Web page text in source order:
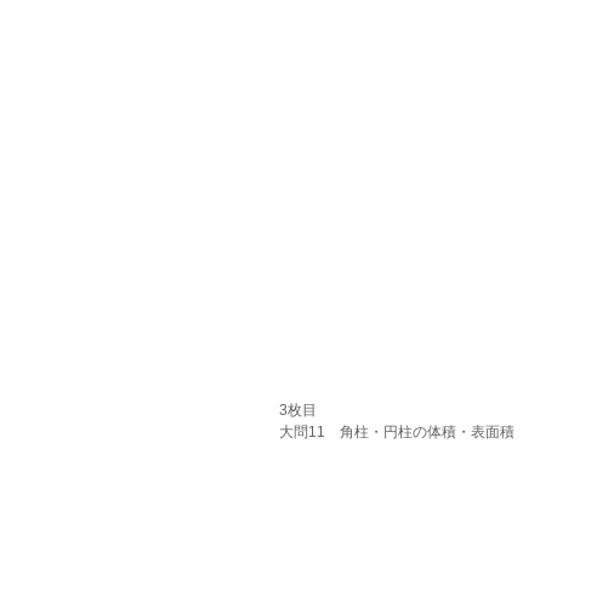
3枚目
大問11　角柱・円柱の体積・表面積